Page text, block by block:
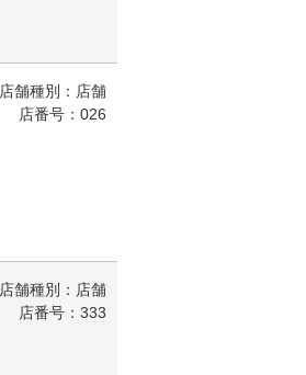
店舗種別：店舗
店番号：026
店舗種別：店舗
店番号：333